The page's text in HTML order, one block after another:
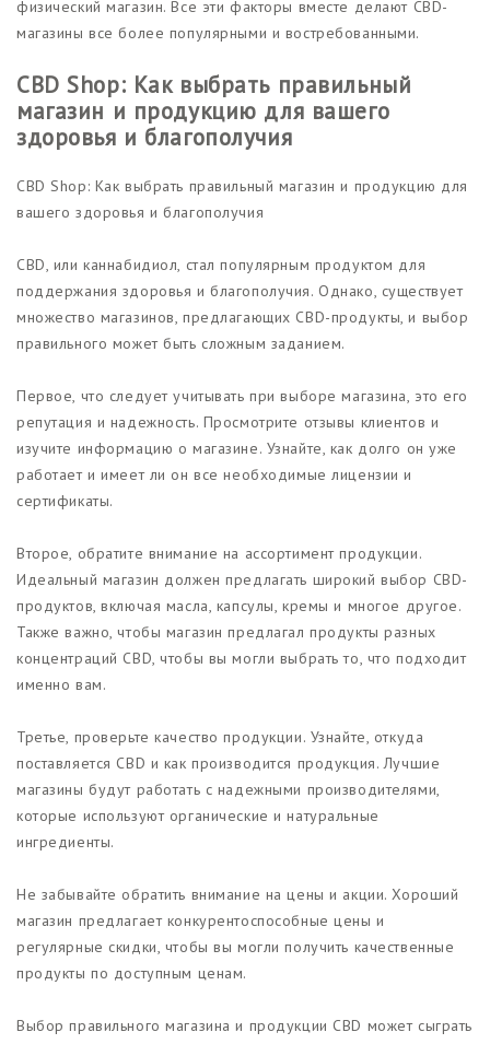
физический магазин. Все эти факторы вместе делают CBD-
магазины все более популярными и востребованными.
CBD Shop: Как выбрать правильный
магазин и продукцию для вашего
здоровья и благополучия
CBD Shop: Как выбрать правильный магазин и продукцию для
вашего здоровья и благополучия
CBD, или каннабидиол, стал популярным продуктом для
поддержания здоровья и благополучия. Однако, существует
множество магазинов, предлагающих CBD-продукты, и выбор
правильного может быть сложным заданием.
Первое, что следует учитывать при выборе магазина, это его
репутация и надежность. Просмотрите отзывы клиентов и
изучите информацию о магазине. Узнайте, как долго он уже
работает и имеет ли он все необходимые лицензии и
сертификаты.
Второе, обратите внимание на ассортимент продукции.
Идеальный магазин должен предлагать широкий выбор CBD-
продуктов, включая масла, капсулы, кремы и многое другое.
Также важно, чтобы магазин предлагал продукты разных
концентраций CBD, чтобы вы могли выбрать то, что подходит
именно вам.
Третье, проверьте качество продукции. Узнайте, откуда
поставляется CBD и как производится продукция. Лучшие
магазины будут работать с надежными производителями,
которые используют органические и натуральные
ингредиенты.
Не забывайте обратить внимание на цены и акции. Хороший
магазин предлагает конкурентоспособные цены и
регулярные скидки, чтобы вы могли получить качественные
продукты по доступным ценам.
Выбор правильного магазина и продукции CBD может сыграть